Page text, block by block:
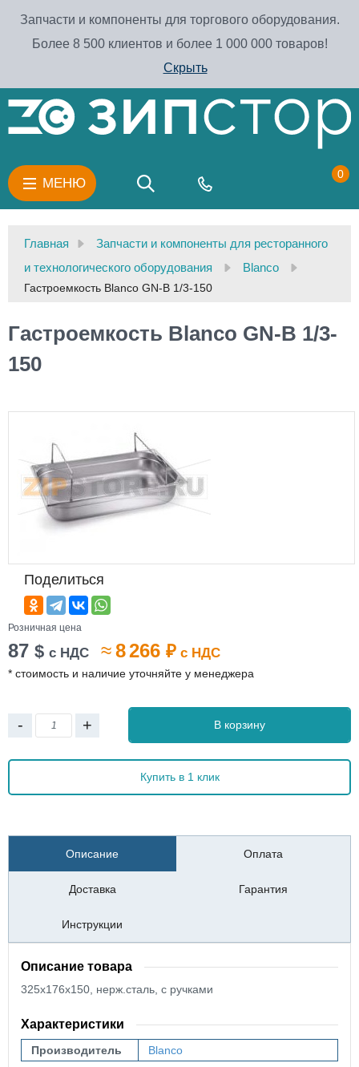
Запчасти и компоненты для торгового оборудования.
Более 8 500 клиентов и более 1 000 000 товаров!
Скрыть
МЕНЮ
0
Главная
Запчасти и компоненты для ресторанного
и технологического оборудования
Blanco
Гастроемкость Blanco GN-B 1/3-150
Гастроемкость Blanco GN-B 1/3-
150
Поделиться
Розничная цена
87 $ с НДС ≈8 266 ₽ с НДС
* стоимость и наличие уточняйте у менеджера
- + В корзину
Купить в 1 клик
Описание Оплата
Доставка Гарантия
Инструкции
Описание товара
325х176х150, нерж.сталь, с ручками
Характеристики
Производитель Blanco